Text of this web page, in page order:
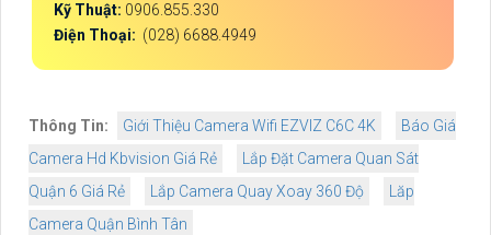
Kỹ Thuật: 0906.855.330
Điện Thoại: (028) 6688.4949
Thông Tin: Giới Thiệu Camera Wifi EZVIZ C6C 4K
Báo Giá
Camera Hd Kbvision Giá Rẻ
Lắp Đặt Camera Quan Sát
Quận 6 Giá Rẻ
Lắp Camera Quay Xoay 360 Độ
Lăp
Camera Quận Bình Tân